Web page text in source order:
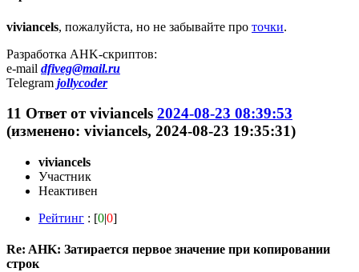
viviancels, пожалуйста, но не забывайте про точки.
Разработка AHK-скриптов:
e-mail dfiveg@mail.ru
Telegram jollycoder
11 Ответ отviviancels 2024-08-23 08:39:53
(изменено: viviancels, 2024-08-23 19:35:31)
viviancels
Участник
Неактивен
Рейтинг : [0|0]
Re: AHK: Затирается первое значение при копировании
строк